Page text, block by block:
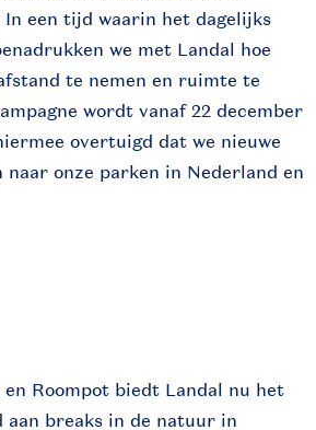
In een tijd waarin het dagelijks
we met Landal hoe
te nemen en ruimte te
wordt vanaf 22 december
overtuigd dat we nieuwe
onze parken in Nederland en
Roompot biedt Landal nu het
aan breaks in de natuur in